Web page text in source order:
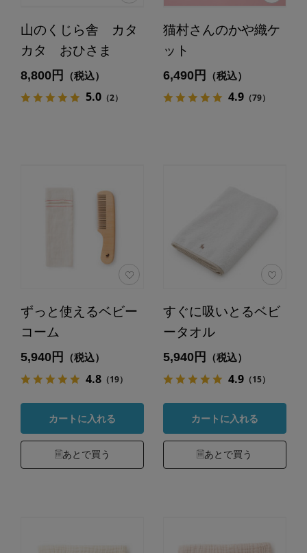
山のくじら舎 カタ
カタ おひさま
8,800円 （税込）
5.0（2）
猫村さんのかや織ケ
ット
6,490円 （税込）
4.9（79）
ずっと使えるベビー
コーム
5,940円 （税込）
4.8（19）
カートに入れる
あとで買う
すぐに吸いとるベビ
ータオル
5,940円 （税込）
4.9（15）
カートに入れる
あとで買う